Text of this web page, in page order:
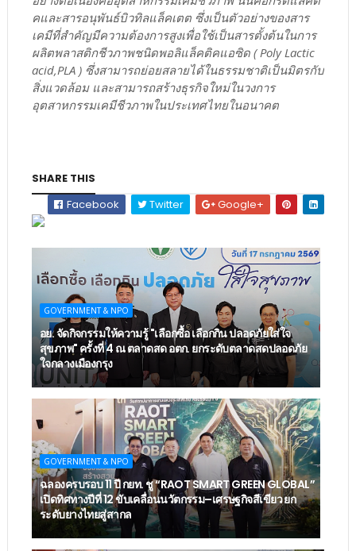
คและสารอนุพันธ์บิวทิลแล็คเตต ซึ่งเป็นตัวอย่างของสาร
เคมีที่สำคัญมีความต้องการสูงเพื่อใช้เป็นสารตั้งต้นในการ
ผลิตพลาสติกชีวภาพชนิดพอลิแล็คติคแอซิด ( Poly Lactic
acid,PLA ) ซึ่งสามารถย่อยสลายได้ในธรรมชาติเป็นมิตรกับ
สิ่งแวดล้อม และสามารถสร้างธุรกิจใหม่ในวงการ
อุตสาหกรรมเคมีชีวภาพในประเทศไทยในอนาคต
SHARE THIS
Facebook
Twitter Google+
GOVERNMENT & NPO
อย. จัดกิจกรรมให้ความรู้ "เลือกซื้อ เลือกกิน ปลอดภัยใส่ใจ
สุขภาพ" ครั้งที่ 4 ณ ตลาดสด อตก. ยกระดับตลาดสดปลอดภัย
ใจกลางเมืองกรุง
GOVERNMENT & NPO
ฉลองครบรอบ 11 ปี กยท. ชู “RAOT SMART GREEN GLOBAL”
เปิดทิศทางปีที่ 12 ขับเคลื่อนนวัตกรรม–เศรษฐกิจสีเขียว ยก
ระดับยางไทยสู่สากล